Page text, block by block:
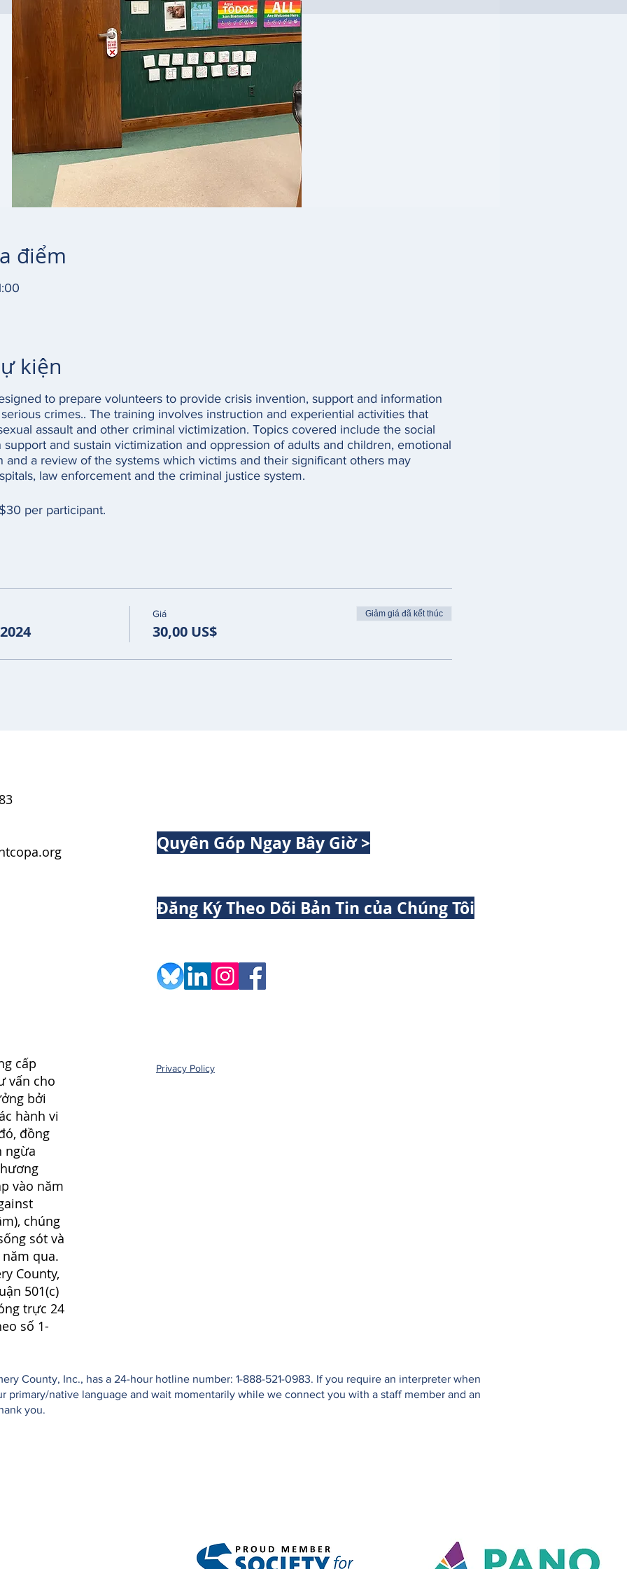
điểm
kiện
to prepare volunteers to provide crisis invention, support and information
crimes.. The training involves instruction and experiential activities that
assault and other criminal victimization. Topics covered include the social
and sustain victimization and oppression of adults and children, emotional
and a review of the systems which victims and their significant others may
law enforcement and the criminal justice system.
per participant.
Giá
30,00 US$
Giảm giá đã kết thúc
Quyên Góp Ngay Bây Giờ >
Đăng Ký Theo Dõi Bản Tin của Chúng Tôi
cấp
vấn cho
bởi
hành vi
đồng
ngừa
vào năm
chúng
sót và
qua.
County,
501(c)
trực 24
số 1-
Privacy Policy
County, Inc., has a 24-hour hotline number: 1-888-521-0983. If you require an interpreter when
primary/native language and wait momentarily while we connect you with a staff member and an
you.